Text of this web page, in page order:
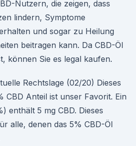
Nutzern, die zeigen, dass
lindern, Symptome
und sogar zu Heilung
beitragen kann. Da CBD-Öl
können Sie es legal kaufen.
Rechtslage (02/20) Dieses
CBD Anteil ist unser Favorit. Ein
enthält 5 mg CBD. Dieses
alle, denen das 5% CBD-Öl